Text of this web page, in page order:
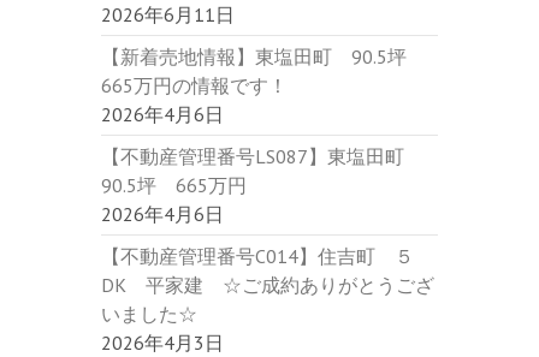
2026年6月11日
【新着売地情報】東塩田町 90.5坪
665万円の情報です！
2026年4月6日
【不動産管理番号LS087】東塩田町
90.5坪 665万円
2026年4月6日
【不動産管理番号C014】住吉町 ５
DK 平家建 ☆ご成約ありがとうござ
いました☆
2026年4月3日